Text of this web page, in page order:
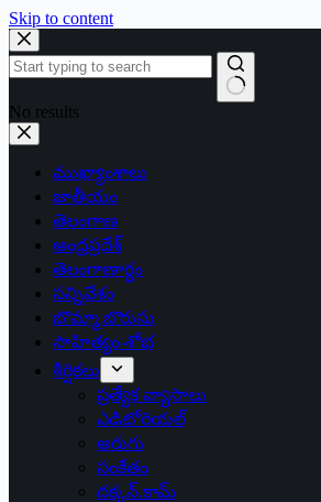
Skip to content
No results
ముఖ్యాంశాలు
జాతీయం
తెలంగాణ
ఆంధ్రప్రదేశ్
తెలంగాణార్థం
సన్నివేశం
బొమ్మా బొరుసు
సాహిత్యం-శోభ
శీర్షికలు
ప్రత్యేక వ్యాసాలు
ఎడిటోరియల్
అరుగు
సంకేతం
దక్కన్.కామ్